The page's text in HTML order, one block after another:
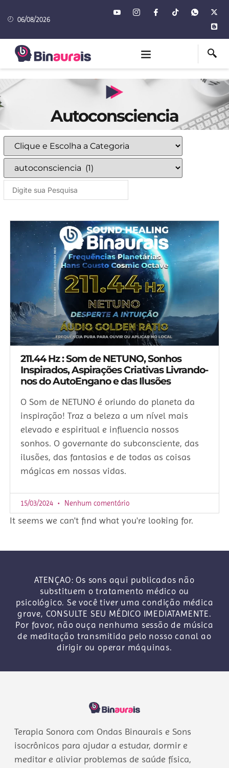
06/08/2026
Autoconsciencia
211.44 Hz : Som de NETUNO, Sonhos
Inspirados, Aspirações Criativas Livrando-
nos do AutoEngano e das Ilusões
O Som de NETUNO é oriundo do planeta da
inspiração! Traz a beleza a um nível mais
elevado e espiritual e influencia nossos
sonhos. O governante do subconsciente, das
ilusões, das fantasias e de todas as coisas
mágicas em nossas vidas.
15/03/2024 Nenhum comentário
It seems we can't find what you're looking for.
ATENÇAO: Os sons aqui publicados não
substituem o tratamento médico ou
psicológico. Se você tiver uma condição médica
grave, CONSULTE SEU MÉDICO IMEDIATAMENTE.
Por favor, não ouça nenhuma sessão de música
de meditação transmitida pelo nosso canal ao
dirigir ou operar máquinas.
Terapia Sonora com Ondas Binaurais e Sons
isocrônicos para ajudar a estudar, dormir e
meditar e aliviar problemas de saúde física,